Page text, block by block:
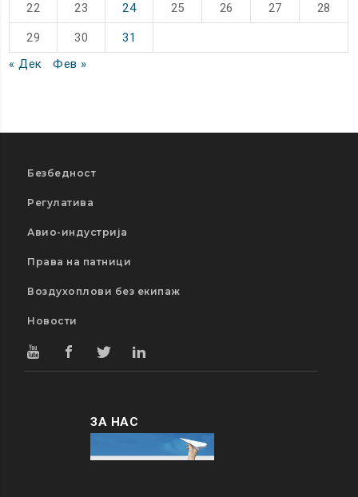
22 23 24 25 26 27 28
29 30
31
« Дек
Фев »
Безбедност
Регулатива
Авио-индустрија
Права на патници
Воздухоплови без екипаж
Новости
ЗА НАС